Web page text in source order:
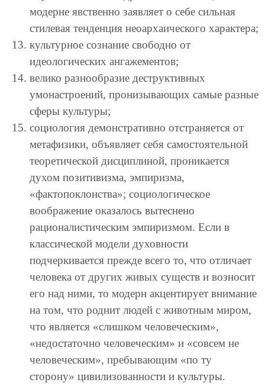
модерне явственно заявляет о себе сильная
стилевая тенденция неоархаического характера;
культурное сознание свободно от
идеологических ангажементов;
велико разнообразие деструктивных
умонастроений, пронизывающих самые разные
сферы культуры;
социология демонстративно отстраняется от
метафизики, объявляет себя самостоятельной
теоретической дисциплиной, проникается
духом позитивизма, эмпиризма,
«фактопоклонства»; социологическое
воображение оказалось вытеснено
рационалистическим эмпиризмом. Если в
классической модели духовности
подчеркивается прежде всего то, что отличает
человека от других живых существ и возносит
его над ними, то модерн акцентирует внимание
на том, что роднит людей с животным миром,
что является «слишком человеческим»,
«недостаточно человеческим» и «совсем не
человеческим», пребывающим «по ту
сторону» цивилизованности и культуры.